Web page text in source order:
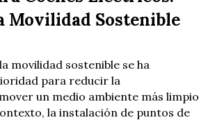
Movilidad Sostenible
movilidad sostenible se ha
para reducir la
un medio ambiente más limpio
la instalación de puntos de